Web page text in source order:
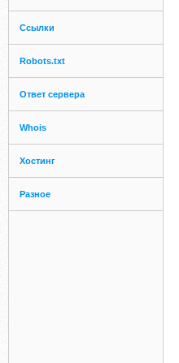
Ссылки
Robots.txt
Ответ сервера
Whois
Хостинг
Разное